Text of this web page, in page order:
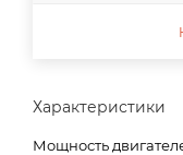
Характеристики
Мощность